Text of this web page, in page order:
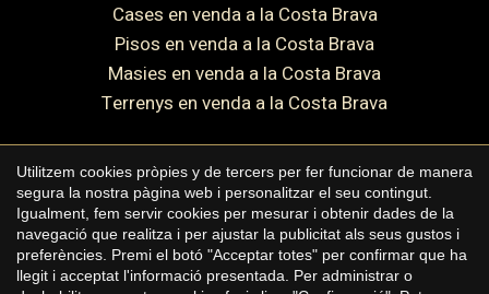
Cases en venda a la Costa Brava
Pisos en venda a la Costa Brava
Masies en venda a la Costa Brava
Terrenys en venda a la Costa Brava
Copyright © 2026 Premium Houses
Avís legal
Política de privacitat
Utilitzem cookies pròpies y de tercers per fer funcionar de manera
segura la nostra pàgina web i personalitzar el seu contingut.
Igualment, fem servir cookies per mesurar i obtenir dades de la
navegació que realitza i per ajustar la publicitat als seus gustos i
preferències. Premi el botó "Acceptar totes" per confirmar que ha
llegit i acceptat l'informació presentada. Per administrar o